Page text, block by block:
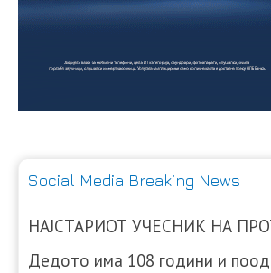
Social Media Breaking News
НАЈСТАРИОТ УЧЕСНИК НА
Дедото има 108 години и